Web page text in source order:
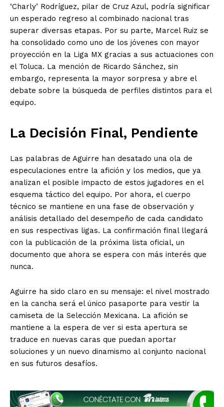
El Suplemento
SUSCRIBIRSE
‘Charly’ Rodríguez, pilar de Cruz Azul, podría significar
un esperado regreso al combinado nacional tras
superar diversas etapas. Por su parte, Marcel Ruiz se
ha consolidado como uno de los jóvenes con mayor
proyección en la Liga MX gracias a sus actuaciones con
el Toluca. La mención de Ricardo Sánchez, sin
embargo, representa la mayor sorpresa y abre el
debate sobre la búsqueda de perfiles distintos para el
equipo.
La Decisión Final, Pendiente
Las palabras de Aguirre han desatado una ola de
especulaciones entre la afición y los medios, que ya
analizan el posible impacto de estos jugadores en el
esquema táctico del equipo. Por ahora, el cuerpo
técnico se mantiene en una fase de observación y
análisis detallado del desempeño de cada candidato
en sus respectivas ligas. La confirmación final llegará
con la publicación de la próxima lista oficial, un
documento que ahora se espera con más interés que
nunca.
Aguirre ha sido claro en su mensaje: el nivel mostrado
en la cancha será el único pasaporte para vestir la
camiseta de la Selección Mexicana. La afición se
mantiene a la espera de ver si esta apertura se
traduce en nuevas caras que puedan aportar
soluciones y un nuevo dinamismo al conjunto nacional
en sus futuros desafíos.